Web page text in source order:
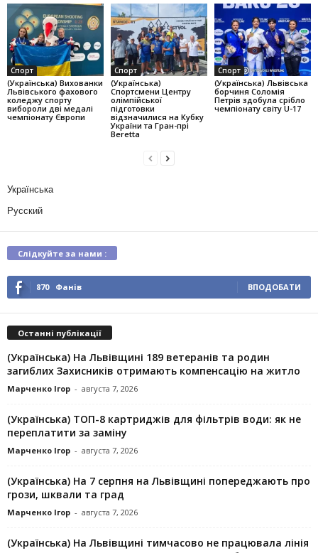
Спорт
(Українська) Вихованки
Львівського фахового
коледжу спорту
вибороли дві медалі
чемпіонату Європи
Спорт
(Українська)
Спортсмени Центру
олімпійської
підготовки
відзначилися на Кубку
України та Гран-прі
Beretta
Спорт
(Українська) Львівська
борчиня Соломія
Петрів здобула срібло
чемпіонату світу U-17
Українська
Русский
Слідкуйте за нами :
870 Фанів ВПОДОБАТИ
Останні публікації
(Українська) На Львівщині 189 ветеранів та родин
загиблих Захисників отримають компенсацію на житло
Марченко Ігор - августа 7, 2026
(Українська) ТОП-8 картриджів для фільтрів води: як не
переплатити за заміну
Марченко Ігор - августа 7, 2026
(Українська) На 7 серпня на Львівщині попереджають про
грози, шквали та град
Марченко Ігор - августа 7, 2026
(Українська) На Львівщині тимчасово не працювала лінія